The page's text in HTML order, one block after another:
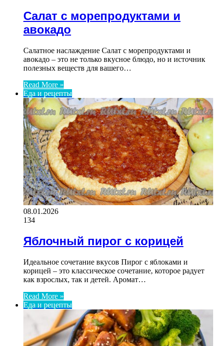
Салат с морепродуктами и
авокадо
Салатное наслаждение Салат с морепродуктами и
авокадо – это не только вкусное блюдо, но и источник
полезных веществ для вашего…
Read More »
Еда и рецепты
08.01.2026
134
Яблочный пирог с корицей
Идеальное сочетание вкусов Пирог с яблоками и
корицей – это классическое сочетание, которое радует
как взрослых, так и детей. Аромат…
Read More »
Еда и рецепты